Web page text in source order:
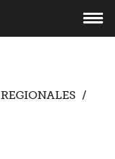
REGIONALES /